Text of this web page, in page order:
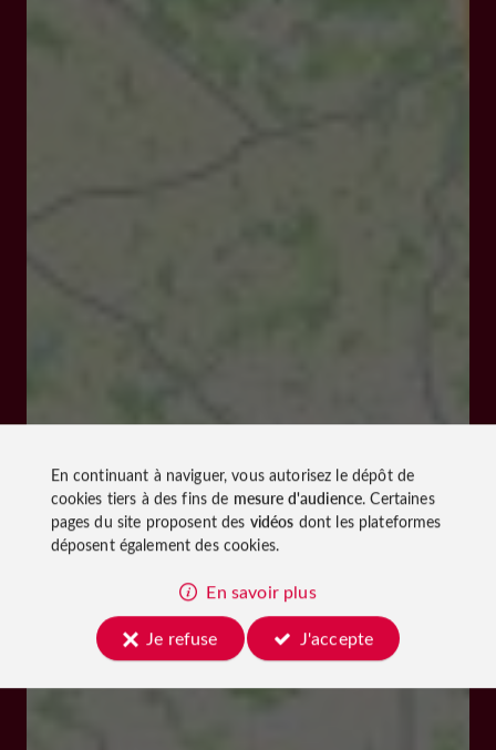
En continuant à naviguer, vous autorisez le dépôt de
cookies tiers à des fins de mesure d'audience. Certaines
pages du site proposent des vidéos dont les plateformes
déposent également des cookies.
En savoir plus
Je refuse
J'accepte